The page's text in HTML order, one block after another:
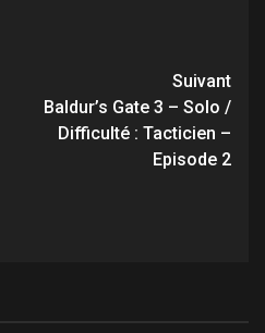
Suivant
Baldur’s Gate 3 – Solo /
Difficulté : Tacticien –
Episode 2